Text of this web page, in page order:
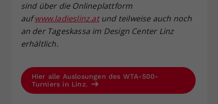
sind über die Onlineplattform
auf www.ladieslinz.atund teilweise auch noch
an der Tageskassaim Design Center Linz
erhältlich.
Hier alle Auslosungen des WTA-500-
Turniers in Linz.